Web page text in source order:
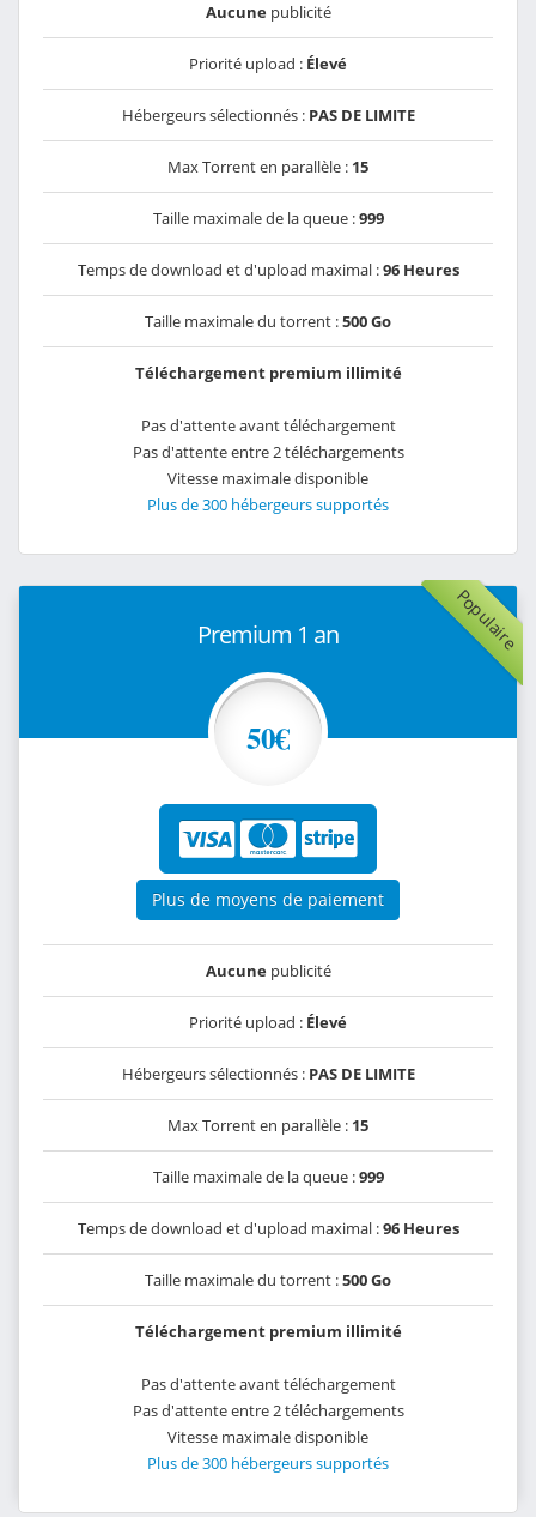
Aucunepublicité
Priorité upload : Élevé
Hébergeurs sélectionnés : PAS DE LIMITE
Max Torrent en parallèle : 15
Taille maximale de la queue :999
Temps de download et d'upload maximal :96 Heures
Taille maximale du torrent :500 Go
Téléchargement premium illimité
Pas d'attente avant téléchargement
Pas d'attente entre 2 téléchargements
Vitesse maximale disponible
Plus de 300 hébergeurs supportés
Populaire
Premium 1 an
50€
Plus de moyens de paiement
Aucunepublicité
Priorité upload : Élevé
Hébergeurs sélectionnés : PAS DE LIMITE
Max Torrent en parallèle : 15
Taille maximale de la queue :999
Temps de download et d'upload maximal :96 Heures
Taille maximale du torrent :500 Go
Téléchargement premium illimité
Pas d'attente avant téléchargement
Pas d'attente entre 2 téléchargements
Vitesse maximale disponible
Plus de 300 hébergeurs supportés